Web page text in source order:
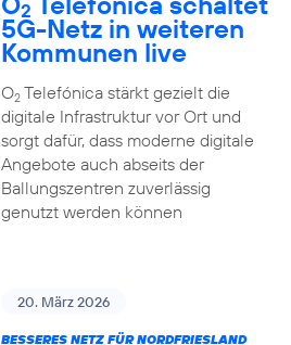
2
5G-Netz in weiteren
Kommunen live
O2Telefónica stärkt gezielt die
digitale Infrastruktur vor Ort und
sorgt dafür, dass moderne digitale
Angebote auch abseits der
Ballungszentren zuverlässig
genutzt werden können
20. März 2026
BESSERES NETZ FÜR NORDFRIESLAND